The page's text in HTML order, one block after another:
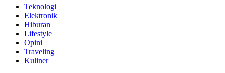
Teknologi
Elektronik
Hiburan
Lifestyle
Opini
Traveling
Kuliner